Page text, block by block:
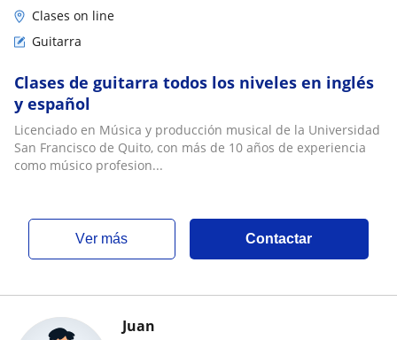
Clases on line
Guitarra
Clases de guitarra todos los niveles en inglés
y español
Licenciado en Música y producción musical de la Universidad
San Francisco de Quito, con más de 10 años de experiencia
como músico profesion...
ver más Contactar
Juan